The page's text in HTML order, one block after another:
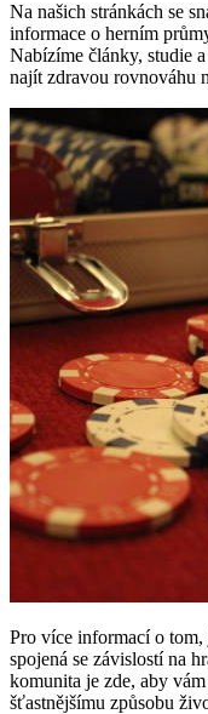
Na našich stránkách se
informace o herním
Nabízíme články, studie
najít zdravou rovnováhu
Pro více informací o
spojená se závislostí na
komunita je zde, aby
šťastnějšímu způsobu